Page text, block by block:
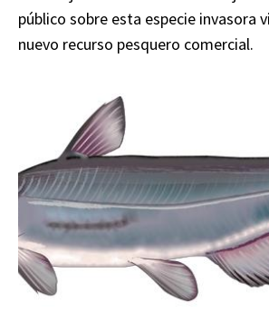
público sobre esta especie invasora
nuevo recurso pesquero comercial.